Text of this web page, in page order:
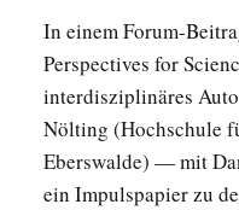
In einem Forum-
Perspectives for
interdisziplinäres
Nölting (Hochschule
Eberswalde) — mit
ein Impulspapier zu